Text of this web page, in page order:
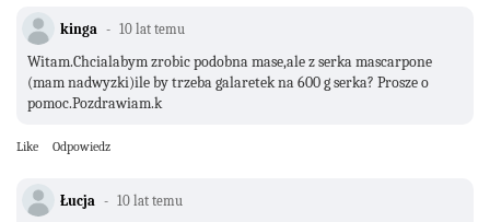
kinga 10 lat temu
Witam.Chcialabym zrobic podobna mase,ale z serka mascarpone
(mam nadwyzki)ile by trzeba galaretek na 600 g serka? Prosze o
pomoc.Pozdrawiam.k
Like Odpowiedz
Łucja 10 lat temu